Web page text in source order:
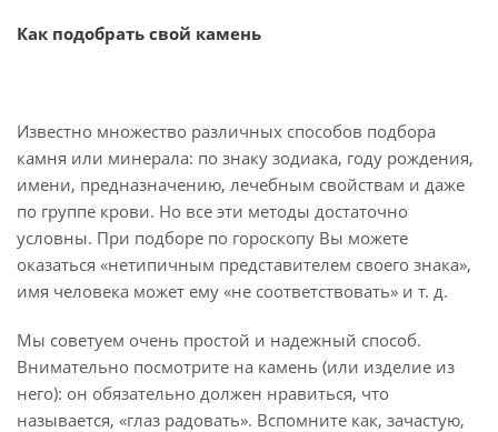
Как подобрать свой камень
Известно множество различных способов подбора
камня или минерала: по знаку зодиака, году рождения,
имени, предназначению, лечебным свойствам и даже
по группе крови. Но все эти методы достаточно
условны. При подборе по гороскопу Вы можете
оказаться «нетипичным представителем своего знака»,
имя человека может ему «не соответствовать» и т. д.
Мы советуем очень простой и надежный способ.
Внимательно посмотрите на камень (или изделие из
него): он обязательно должен нравиться, что
называется, «глаз радовать». Вспомните как, зачастую,